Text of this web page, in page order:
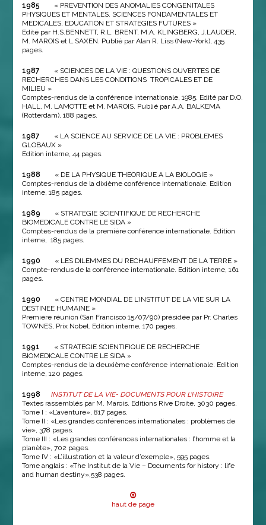
1985 « PREVENTION DES ANOMALIES CONGENITALES
PHYSIQUES ET MENTALES. SCIENCES FONDAMENTALES ET
MEDICALES, EDUCATION ET STRATEGIES FUTURES »
Edité par H.S.BENNETT, R.L. BRENT, M.A. KLINGBERG, J.LAUDER,
M. MAROIS et L.SAXEN. Publié par Alan R. Liss (New-York), 435
pages.
1987 « SCIENCES DE LA VIE : QUESTIONS OUVERTES DE
RECHERCHES DANS LES CONDITIONS TROPICALES ET DE
MILIEU »
Comptes-rendus de la conférence internationale, 1985. Edité par D.O.
HALL, M. LAMOTTE et M. MAROIS. Publié par A.A. BALKEMA
(Rotterdam), 188 pages.
1987 « LA SCIENCE AU SERVICE DE LA VIE : PROBLEMES
GLOBAUX »
Edition interne, 44 pages.
1988 « DE LA PHYSIQUE THEORIQUE A LA BIOLOGIE »
Comptes-rendus de la dixième conférence internationale. Edition
interne, 185 pages.
1989 « STRATEGIE SCIENTIFIQUE DE RECHERCHE
BIOMEDICALE CONTRE LE SIDA »
Comptes-rendus de la première conférence internationale. Edition
interne, 185 pages.
1990 « LES DILEMMES DU RECHAUFFEMENT DE LA TERRE »
Compte-rendus de la conférence internationale. Edition interne, 161
pages.
1990 « CENTRE MONDIAL DE L’INSTITUT DE LA VIE SUR LA
DESTINEE HUMAINE »
Première réunion (San Francisco 15/07/90) présidée par Pr. Charles
TOWNES, Prix Nobel. Edition interne, 170 pages.
1991 « STRATEGIE SCIENTIFIQUE DE RECHERCHE
BIOMEDICALE CONTRE LE SIDA »
Comptes-rendus de la deuxième conférence internationale. Edition
interne, 120 pages.
1998
INSTITUT DE LA VIE- DOCUMENTS POUR L’HISTOIRE
Textes rassemblés par M. Marois. Editions Rive Droite, 3030 pages.
Tome I : «L’aventure», 817 pages.
Tome II : «Les grandes conférences internationales : problèmes de
vie», 378 pages.
Tome III : «Les grandes conférences internationales : l’homme et la
planète», 702 pages.
Tome IV : «L’illustration et la valeur d’exemple», 595 pages.
Tome anglais : «The Institut de la Vie – Documents for history : life
and human destiny»,538 pages.
haut de page